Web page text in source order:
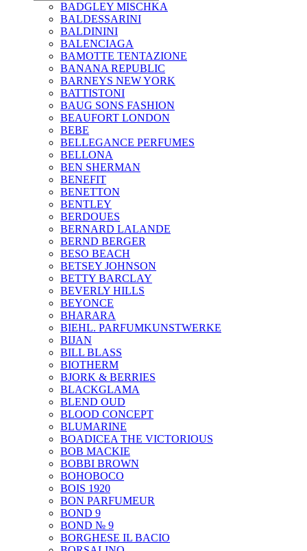
BADGLEY MISCHKA
BALDESSARINI
BALDININI
BALENCIAGA
BAMOTTE TENTAZIONE
BANANA REPUBLIC
BARNEYS NEW YORK
BATTISTONI
BAUG SONS FASHION
BEAUFORT LONDON
BEBE
BELLEGANCE PERFUMES
BELLONA
BEN SHERMAN
BENEFIT
BENETTON
BENTLEY
BERDOUES
BERNARD LALANDE
BERND BERGER
BESO BEACH
BETSEY JOHNSON
BETTY BARCLAY
BEVERLY HILLS
BEYONCE
BHARARA
BIEHL. PARFUMKUNSTWERKE
BIJAN
BILL BLASS
BIOTHERM
BJORK & BERRIES
BLACKGLAMA
BLEND OUD
BLOOD CONCEPT
BLUMARINE
BOADICEA THE VICTORIOUS
BOB MACKIE
BOBBI BROWN
BOHOBOCO
BOIS 1920
BON PARFUMEUR
BOND 9
BOND № 9
BORGHESE IL BACIO